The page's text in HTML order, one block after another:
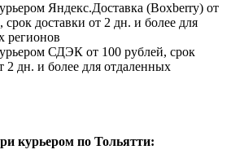
Яндекс.Доставка (Boxberry) от
срок доставки от 2 дн. и более для
регионов
СДЭК от 100 рублей, срок
2 дн. и более для отдаленных
курьером по Тольятти: